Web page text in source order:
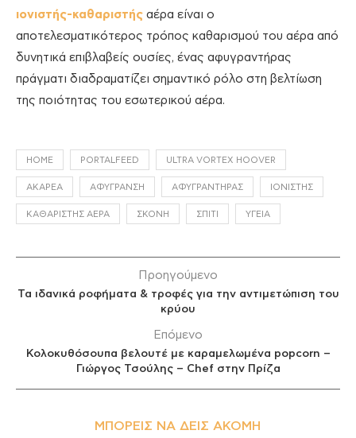
ιονιστής-καθαριστής αέρα είναι ο
αποτελεσματικότερος τρόπος καθαρισμού του αέρα από
δυνητικά επιβλαβείς ουσίες, ένας αφυγραντήρας
πράγματι διαδραματίζει σημαντικό ρόλο στη βελτίωση
της ποιότητας του εσωτερικού αέρα.
HOME PORTALFEED ULTRA VORTEX HOOVER
ΑΚΆΡΕΑ ΑΦΎΓΡΑΝΣΗ ΑΦΥΓΡΑΝΤΉΡΑΣ ΙΟΝΙΣΤΉΣ
ΚΑΘΑΡΙΣΤΉΣ ΑΈΡΑ ΣΚΌΝΗ ΣΠΊΤΙ ΥΓΕΊΑ
Προηγούμενο
Τα ιδανικά ροφήματα & τροφές για την αντιμετώπιση του
κρύου
Επόμενο
Κολοκυθόσουπα βελουτέ με καραμελωμένα popcorn –
Γιώργος Τσούλης – Chef στην Πρίζα
ΜΠΟΡΕΊΣ ΝΑ ΔΕΙΣ ΑΚΌΜΗ